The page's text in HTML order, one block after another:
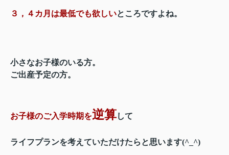
３，４カ月は最低でも欲しいところですよね。
小さなお子様のいる方。
ご出産予定の方。
お子様のご入学時期を逆算して
ライフプランを考えていただけたらと思います(^_^)